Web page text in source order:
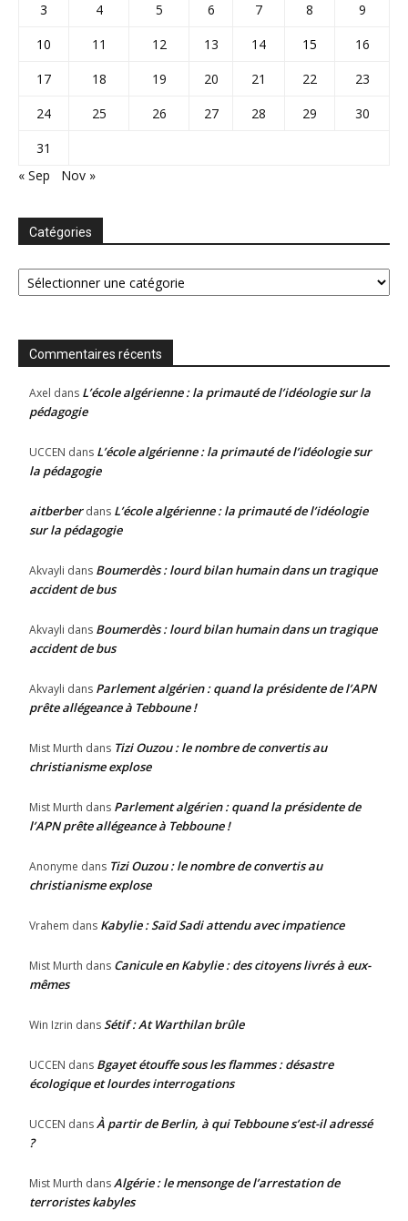
3
4 5 6 7 8
9
10
11 12 13 14 15
16
17
18 19 20 21 22
23
24
25 26 27 28 29
30
31
« Sep
Nov »
Catégories
Catégories
Commentaires récents
Axel dans L’école algérienne : la primauté de l’idéologie sur la
pédagogie
UCCEN dans L’école algérienne : la primauté de l’idéologie sur
la pédagogie
aitberberdans L’école algérienne : la primauté de l’idéologie
sur la pédagogie
Akvayli dans Boumerdès : lourd bilan humain dans un tragique
accident de bus
Akvayli dans Boumerdès : lourd bilan humain dans un tragique
accident de bus
Akvayli dans Parlement algérien : quand la présidente de l’APN
prête allégeance à Tebboune !
Mist Murth dans Tizi Ouzou : le nombre de convertis au
christianisme explose
Mist Murth dans Parlement algérien : quand la présidente de
l’APN prête allégeance à Tebboune !
Anonyme dans Tizi Ouzou : le nombre de convertis au
christianisme explose
Vrahem dans Kabylie : Saïd Sadi attendu avec impatience
Mist Murth dans Canicule en Kabylie : des citoyens livrés à eux-
mêmes
Win Izrin dansSétif : At Warthilan brûle
UCCEN dans Bgayet étouffe sous les flammes : désastre
écologique et lourdes interrogations
UCCEN dansÀ partir de Berlin, à qui Tebboune s’est-il adressé
?
Mist Murth dansAlgérie : le mensonge de l’arrestation de
terroristes kabyles